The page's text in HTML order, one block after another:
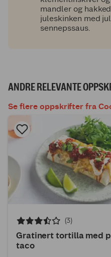
mandler og
juleskinken med
sennepssaus.
ANDRE RELEVANTE
Se flere oppskrifter fra
(3)
Gratinert tortilla med
taco